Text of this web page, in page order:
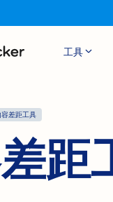
工具
差距工具
距